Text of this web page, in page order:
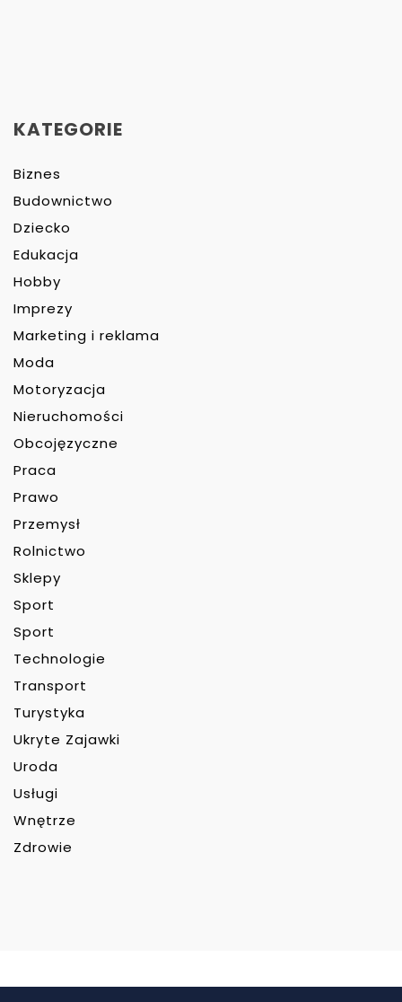
KATEGORIE
Biznes
Budownictwo
Dziecko
Edukacja
Hobby
Imprezy
Marketing i reklama
Moda
Motoryzacja
Nieruchomości
Obcojęzyczne
Praca
Prawo
Przemysł
Rolnictwo
Sklepy
Sport
Sport
Technologie
Transport
Turystyka
Ukryte Zajawki
Uroda
Usługi
Wnętrze
Zdrowie